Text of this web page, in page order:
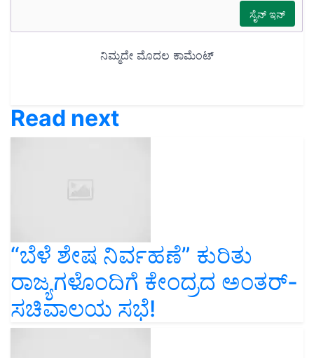
Read next
“ಬೆಳೆ ಶೇಷ ನಿರ್ವಹಣೆ” ಕುರಿತು
ರಾಜ್ಯಗಳೊಂದಿಗೆ ಕೇಂದ್ರದ ಅಂತರ್-
ಸಚಿವಾಲಯ ಸಭೆ!